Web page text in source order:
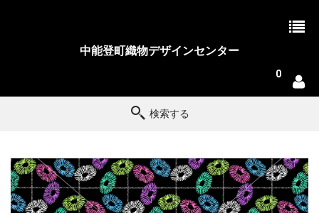
中能登町織物デザインセンター
0
検索する